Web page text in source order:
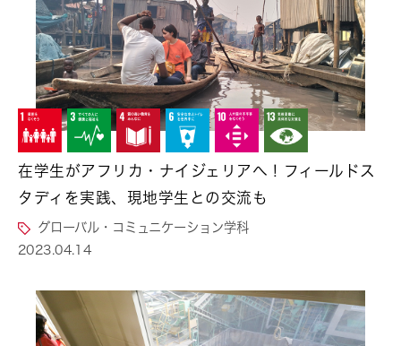
在学生がアフリカ・ナイジェリアへ！フィールドス
タディを実践、現地学生との交流も
グローバル・コミュニケーション学科
2023.04.14